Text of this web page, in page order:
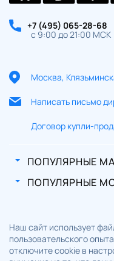
+7 (495) 065-28-68
с 9:00 до 21:00 МСК
Москва,
Написать письмо
Договор купли-
ПОПУЛЯРНЫЕ
ПОПУЛЯРНЫЕ
Наш сайт использует
пользовательского
отключите cookie в